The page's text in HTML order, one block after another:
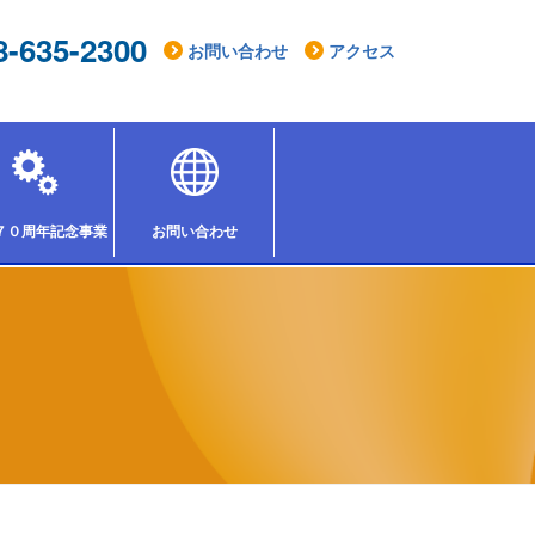
635-2300 お問い合わせ アクセス
０周年記念事業「組合祭りinとちぎ2026」
お問い合わせ